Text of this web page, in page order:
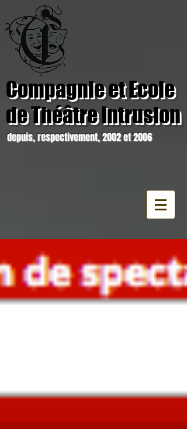
Compagnie et Ecole
de Théâtre Intrusion
depuis, respectivement, 2002 et 2006